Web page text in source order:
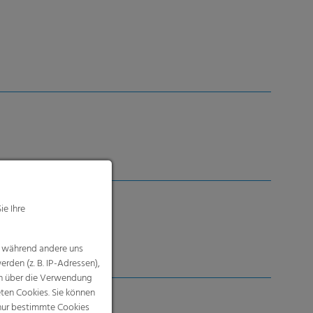
Ihre
andere uns
(z. B. IP-Adressen),
über die Verwendung
Cookies. Sie können
bestimmte Cookies